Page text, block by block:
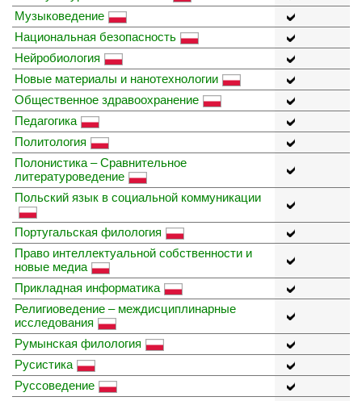
Музыковедение
Национальная безопасность
Нейробиология
Новые материалы и нанотехнологии
Общественное здравоохранение
Педагогика
Политология
Полонистика – Сравнительное
литературоведение
Польский язык в социальной коммуникации
Португальская филология
Право интеллектуальной собственности и
новые медиа
Прикладная информатика
Религиоведение – междисциплинарные
исследования
Румынская филология
Русистика
Руссоведение